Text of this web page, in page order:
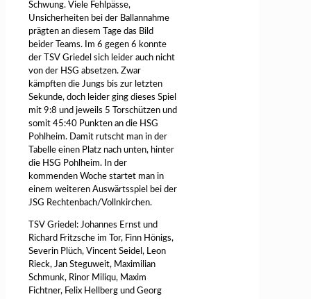
Schwung. Viele Fehlpässe,
Unsicherheiten bei der Ballannahme
prägten an diesem Tage das Bild
beider Teams. Im 6 gegen 6 konnte
der TSV Griedel sich leider auch nicht
von der HSG absetzen. Zwar
kämpften die Jungs bis zur letzten
Sekunde, doch leider ging dieses Spiel
mit 9:8 und jeweils 5 Torschützen und
somit 45:40 Punkten an die HSG
Pohlheim. Damit rutscht man in der
Tabelle einen Platz nach unten, hinter
die HSG Pohlheim. In der
kommenden Woche startet man in
einem weiteren Auswärtsspiel bei der
JSG Rechtenbach/Vollnkirchen.
TSV Griedel: Johannes Ernst und
Richard Fritzsche im Tor, Finn Hönigs,
Severin Plüch, Vincent Seidel, Leon
Rieck, Jan Steguweit, Maximilian
Schmunk, Rinor Miliqu, Maxim
Fichtner, Felix Hellberg und Georg